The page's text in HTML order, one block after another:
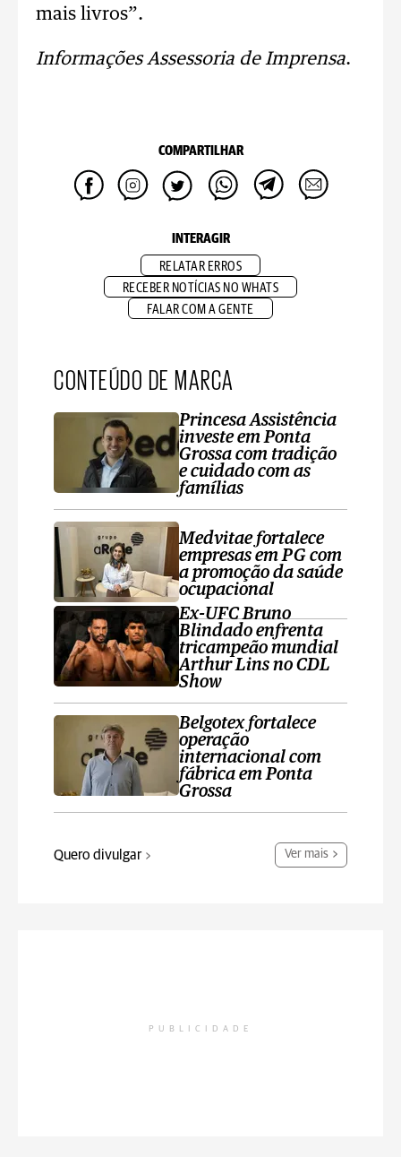
mais livros”.
Informações Assessoria de Imprensa.
COMPARTILHAR
INTERAGIR
RELATAR ERROS
RECEBER NOTÍCIAS NO WHATS
FALAR COM A GENTE
CONTEÚDO DE MARCA
Princesa Assistência
investe em Ponta
Grossa com tradição
e cuidado com as
famílias
Medvitae fortalece
empresas em PG com
a promoção da saúde
ocupacional
Ex-UFC Bruno
Blindado enfrenta
tricampeão mundial
Arthur Lins no CDL
Show
Belgotex fortalece
operação
internacional com
fábrica em Ponta
Grossa
Quero divulgar Ver mais
PUBLICIDADE